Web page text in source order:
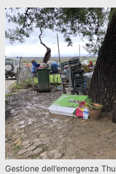
Gestione dell’emergenza